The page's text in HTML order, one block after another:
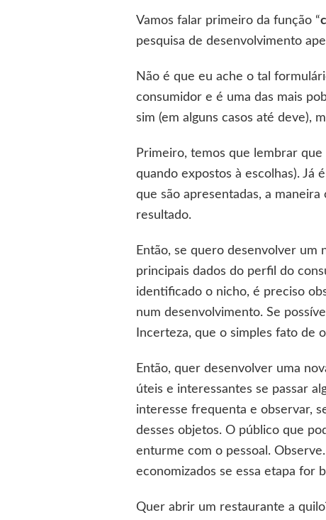
Vamos falar primeiro da função “
pesquisa de desenvolvimento
Não é que eu ache o tal
consumidor e é uma das mais
sim (em alguns casos até deve),
Primeiro, temos que lembrar
quando expostos à escolhas). Já
que são apresentadas, a
resultado.
Então, se quero desenvolver um
principais dados do perfil do
identificado o nicho, é preciso
num desenvolvimento. Se
Incerteza, que o simples fato de
Então, quer desenvolver uma
úteis e interessantes se passar
interesse frequenta e observar,
desses objetos. O público que
enturme com o pessoal.
economizados se essa etapa for
Quer abrir um restaurante a